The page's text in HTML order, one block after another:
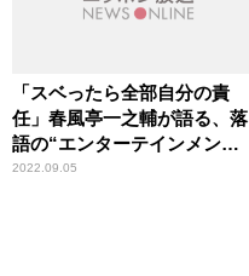
「スベったら全部自分の責
任」春風亭一之輔が語る、落
語の“エンターテインメン
ト”力
2022.09.05